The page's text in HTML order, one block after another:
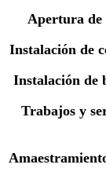
Apertura de
Instalación de
Instalación de
Trabajos y